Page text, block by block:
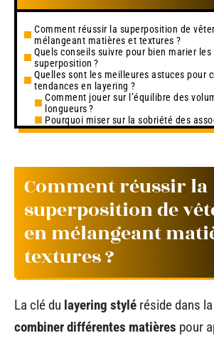
Comment réussir la superposition de
mélangeant matières et textures ?
Quels conseils suivre pour bien marier les
superposition ?
Quelles sont les meilleures astuces pour
tendances en layering ?
Comment jouer sur l’équilibre des
longueurs ?
Pourquoi miser sur la sobriété des
Comment réussir la
superposition de
en mélangeant
textures ?
La clé du layering stylé réside dans
combiner différentes matières pour